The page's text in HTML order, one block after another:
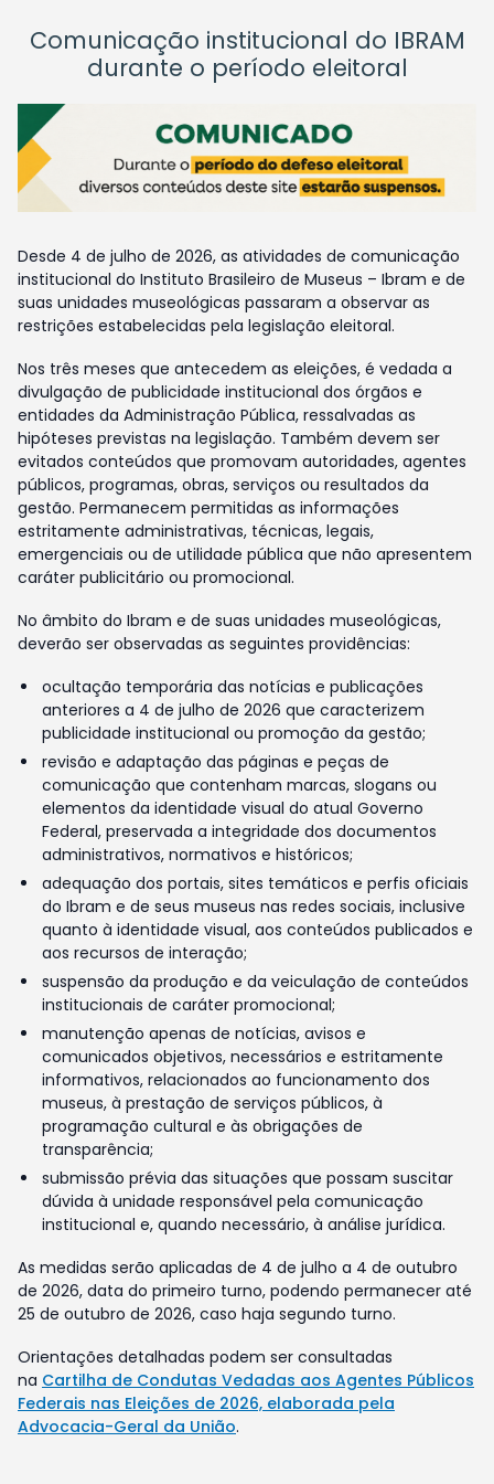
Comunicação institucional do IBRAM
durante o período eleitoral
Desde 4 de julho de 2026, as atividades de comunicação
institucional do Instituto Brasileiro de Museus – Ibram e de
suas unidades museológicas passaram a observar as
restrições estabelecidas pela legislação eleitoral.
Nos três meses que antecedem as eleições, é vedada a
divulgação de publicidade institucional dos órgãos e
entidades da Administração Pública, ressalvadas as
hipóteses previstas na legislação. Também devem ser
evitados conteúdos que promovam autoridades, agentes
públicos, programas, obras, serviços ou resultados da
gestão. Permanecem permitidas as informações
estritamente administrativas, técnicas, legais,
emergenciais ou de utilidade pública que não apresentem
caráter publicitário ou promocional.
No âmbito do Ibram e de suas unidades museológicas,
deverão ser observadas as seguintes providências:
ocultação temporária das notícias e publicações
anteriores a 4 de julho de 2026 que caracterizem
publicidade institucional ou promoção da gestão;
revisão e adaptação das páginas e peças de
comunicação que contenham marcas, slogans ou
elementos da identidade visual do atual Governo
Federal, preservada a integridade dos documentos
administrativos, normativos e históricos;
adequação dos portais, sites temáticos e perfis oficiais
do Ibram e de seus museus nas redes sociais, inclusive
quanto à identidade visual, aos conteúdos publicados e
aos recursos de interação;
suspensão da produção e da veiculação de conteúdos
institucionais de caráter promocional;
manutenção apenas de notícias, avisos e
comunicados objetivos, necessários e estritamente
informativos, relacionados ao funcionamento dos
museus, à prestação de serviços públicos, à
programação cultural e às obrigações de
transparência;
submissão prévia das situações que possam suscitar
dúvida à unidade responsável pela comunicação
institucional e, quando necessário, à análise jurídica.
As medidas serão aplicadas de 4 de julho a 4 de outubro
de 2026, data do primeiro turno, podendo permanecer até
25 de outubro de 2026, caso haja segundo turno.
Orientações detalhadas podem ser consultadas
na Cartilha de Condutas Vedadas aos Agentes Públicos
Federais nas Eleições de 2026, elaborada pela
Advocacia-Geral da União.